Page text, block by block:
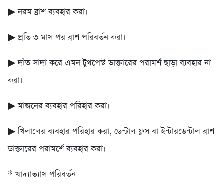
▶ নরম ব্রাশ ব্যবহার করা।
▶ প্রতি ৩ মাস পর ব্রাশ পরিবর্তন করা।
▶ দাঁত সাদা করে এমন টুথপেস্ট ডাক্তারের পরামর্শ ছাড়া ব্যবহার না
করা।
▶ মাজনের ব্যবহার পরিহার করা।
▶ খিলালের ব্যবহার পরিহার করা, ডেন্টাল ফ্লস বা ইন্টারডেন্টাল ব্রাশ
ডাক্তারের পরামর্শে ব্যবহার করা।
* খাদ্যাভ্যাস পরিবর্তন